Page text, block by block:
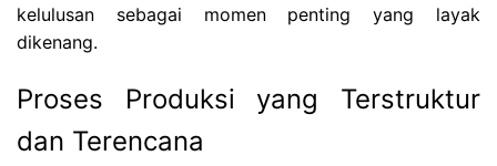
kelulusan sebagai momen penting yang layak
dikenang.
Proses Produksi yang Terstruktur
dan Terencana